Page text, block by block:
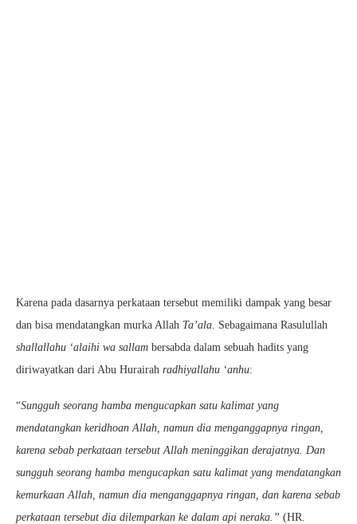
Karena pada dasarnya perkataan tersebut memiliki dampak yang besar
dan bisa mendatangkan murka Allah Ta’ala. Sebagaimana Rasulullah
shallallahu ‘alaihi wa sallam bersabda dalam sebuah hadits yang
diriwayatkan dari Abu Hurairah radhiyallahu ‘anhu:
“Sungguh seorang hamba mengucapkan satu kalimat yang
mendatangkan keridhoan Allah, namun dia menganggapnya ringan,
karena sebab perkataan tersebut Allah meninggikan derajatnya. Dan
sungguh seorang hamba mengucapkan satu kalimat yang mendatangkan
kemurkaan Allah, namun dia menganggapnya ringan, dan karena sebab
perkataan tersebut dia dilemparkan ke dalam api neraka.” (HR.